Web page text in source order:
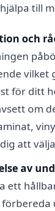
till
och
vilket
för ditt
om
att
av
ett